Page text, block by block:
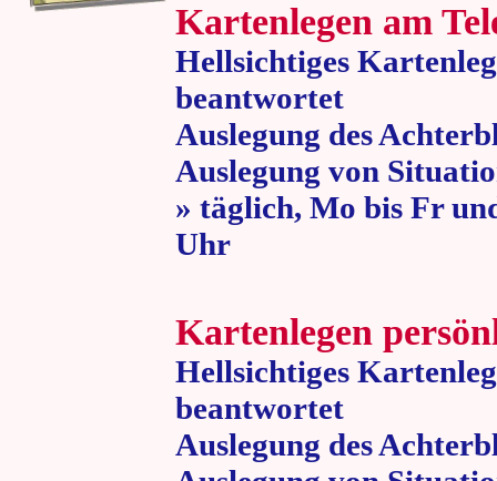
Kartenlegen am
Hellsichtiges
beantwortet
Auslegung des
Auslegung von
» täglich, Mo bis Fr
Uhr » 80
Kartenlegen
Hellsichtiges
beantwortet
Auslegung des